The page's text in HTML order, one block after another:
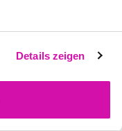
Details zeigen